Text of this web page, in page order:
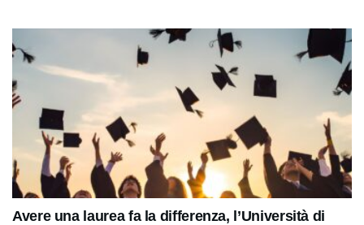
Avere una laurea fa la differenza, l’Università di